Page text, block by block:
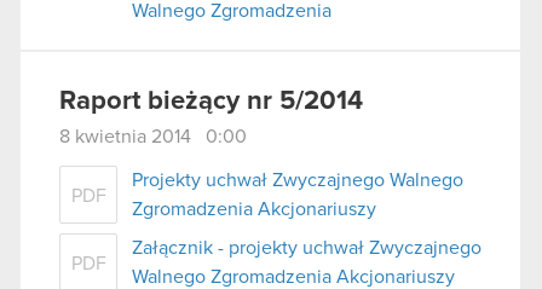
Walnego Zgromadzenia
Raport bieżący nr 5/2014
8 kwietnia 2014 0:00
PDF
Projekty uchwał Zwyczajnego Walnego
Zgromadzenia Akcjonariuszy
PDF
Załącznik - projekty uchwał Zwyczajnego
Walnego Zgromadzenia Akcjonariuszy